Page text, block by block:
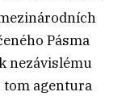
Pásma
nezávislému
agentura